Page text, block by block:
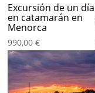
Excursión de un día
en catamarán en
Menorca
990,00€